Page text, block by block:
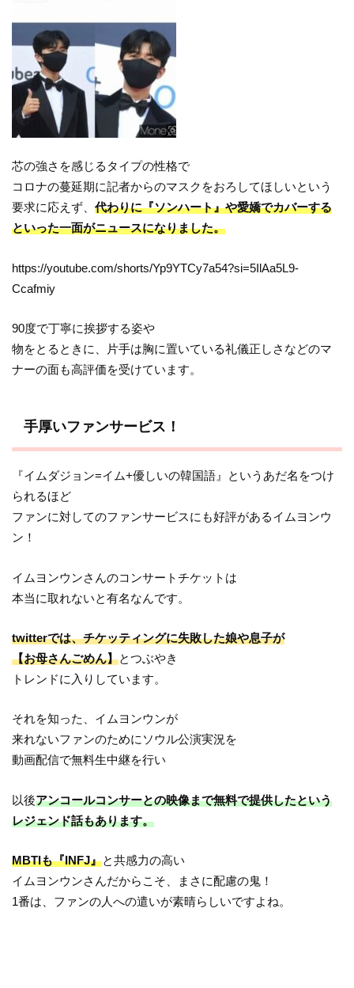
芯の強さを感じるタイプの性格で
コロナの蔓延期に記者からのマスクをおろしてほしいという
要求に応えず、代わりに『ソンハート』や愛嬌でカバーする
といった一面がニュースになりました。
https://youtube.com/shorts/Yp9YTCy7a54?si=5IlAa5L9-
Ccafmiy
90度で丁寧に挨拶する姿や
物をとるときに、片手は胸に置いている礼儀正しさなどのマ
ナーの面も高評価を受けています。
手厚いファンサービス！
『イムダジョン=イム+優しいの韓国語』というあだ名をつけ
られるほど
ファンに対してのファンサービスにも好評があるイムヨンウ
ン！
イムヨンウンさんのコンサートチケットは
本当に取れないと有名なんです。
twitterでは、チケッティングに失敗した娘や息子が
【お母さんごめん】とつぶやき
トレンドに入りしています。
それを知った、イムヨンウンが
来れないファンのためにソウル公演実況を
動画配信で無料生中継を行い
以後アンコールコンサーとの映像まで無料で提供したという
レジェンド話もあります。
MBTIも『INFJ』と共感力の高い
イムヨンウンさんだからこそ、まさに配慮の鬼！
1番は、ファンの人への遣いが素晴らしいですよね。